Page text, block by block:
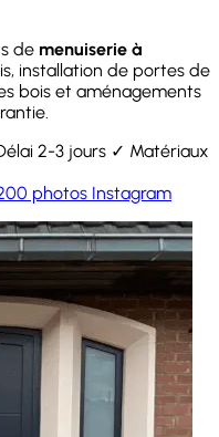
de menuiserie à
installation de portes de
bois et aménagements
2-3 jours ✓ Matériaux
photos Instagram